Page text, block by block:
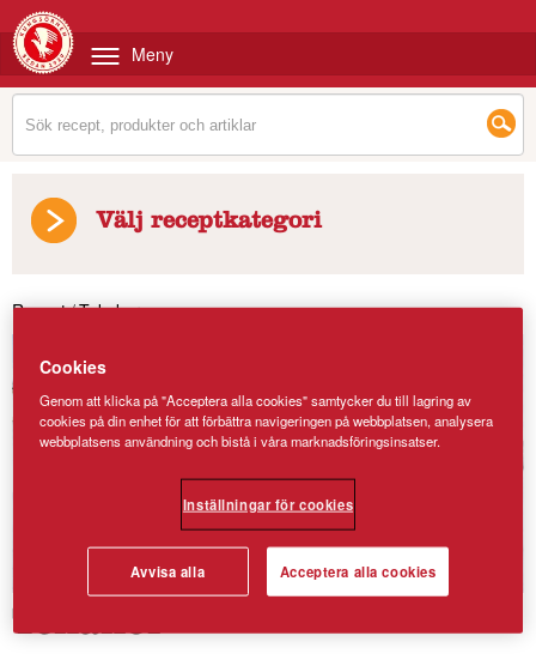
Meny
Välj receptkategori
Recept/Tekakor
Tekakor
Cookies
Genom att klicka på "Acceptera alla cookies" samtycker du till lagring av
cookies på din enhet för att förbättra navigeringen på webbplatsen, analysera
webbplatsens användning och bistå i våra marknadsföringsinsatser.
Inställningar för cookies
Avvisa alla Acceptera alla cookies